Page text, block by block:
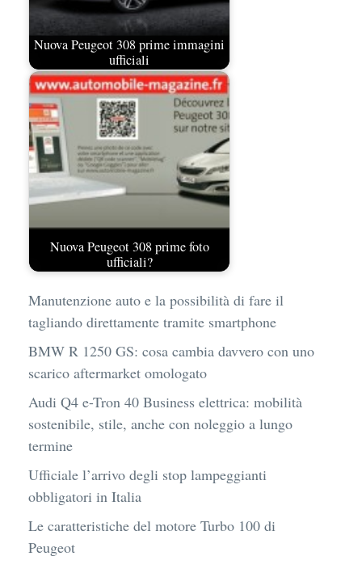
Nuova Peugeot 308 prime immagini
ufficiali
Nuova Peugeot 308 prime foto
ufficiali?
Manutenzione auto e la possibilità di fare il
tagliando direttamente tramite smartphone
BMW R 1250 GS: cosa cambia davvero con uno
scarico aftermarket omologato
Audi Q4 e-Tron 40 Business elettrica: mobilità
sostenibile, stile, anche con noleggio a lungo
termine
Ufficiale l’arrivo degli stop lampeggianti
obbligatori in Italia
Le caratteristiche del motore Turbo 100 di
Peugeot